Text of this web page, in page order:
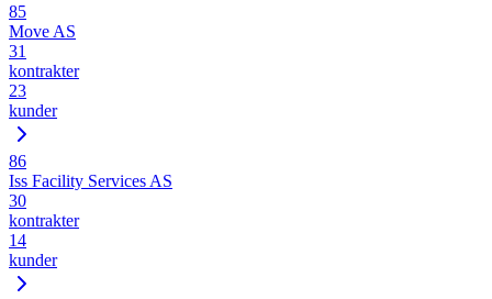
85
Move AS
31
kontrakter
23
kunder
86
Iss Facility Services AS
30
kontrakter
14
kunder